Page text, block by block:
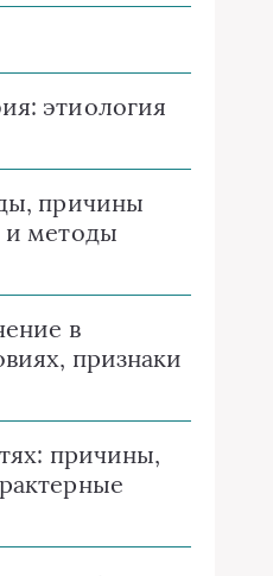
этиология
причины
и методы
в
признаки
причины,